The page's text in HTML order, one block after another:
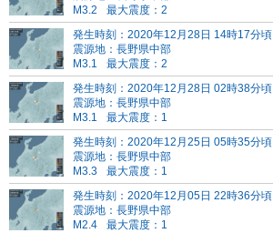
M3.2
最大震度：2
発生時刻：2020年12月28日 14時17分頃
震源地：長野県中部
M3.1
最大震度：2
発生時刻：2020年12月28日 02時38分頃
震源地：長野県中部
M3.1
最大震度：1
発生時刻：2020年12月25日 05時35分頃
震源地：長野県中部
M3.3
最大震度：1
発生時刻：2020年12月05日 22時36分頃
震源地：長野県中部
M2.4
最大震度：1